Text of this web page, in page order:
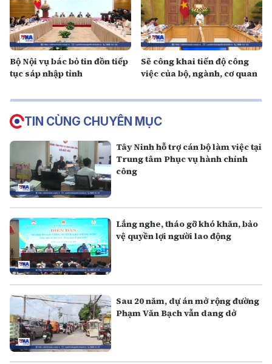
Bộ Nội vụ bác bỏ tin đồn tiếp
tục sáp nhập tỉnh
Sẽ công khai tiến độ công
việc của bộ, ngành, cơ quan
TIN CÙNG CHUYÊN MỤC
Tây Ninh hỗ trợ cán bộ làm việc tại
Trung tâm Phục vụ hành chính
công
Lắng nghe, tháo gỡ khó khăn, bảo
vệ quyền lợi người lao động
Sau 20 năm, dự án mở rộng đường
Phạm Văn Bạch vẫn dang dở